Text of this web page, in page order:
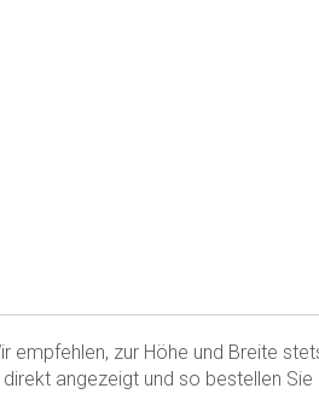
empfehlen, zur Höhe und Breite
angezeigt und so bestellen